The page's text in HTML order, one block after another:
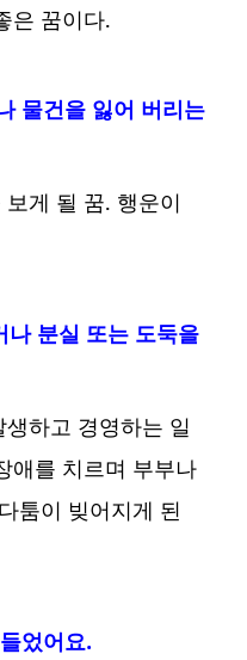
은 꿈이다.
물건을 잃어 버리는
게 될 꿈. 행운이
나 분실 또는 도둑을
하고 경영하는 일
애를 치르며 부부나
툼이 빚어지게 된
었어요.